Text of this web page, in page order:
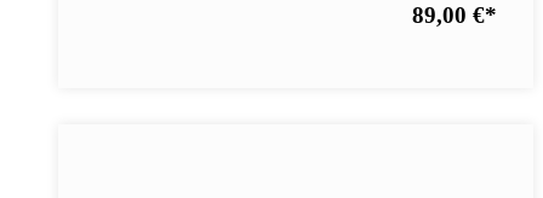
89,00 €*